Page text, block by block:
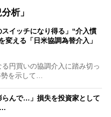
析」
スイッチになり得る」“介入慣
変える「日米協調為替介入」
円買いの協調介入に踏み切っ
を示して…
らんで…」損失を投資家として
…